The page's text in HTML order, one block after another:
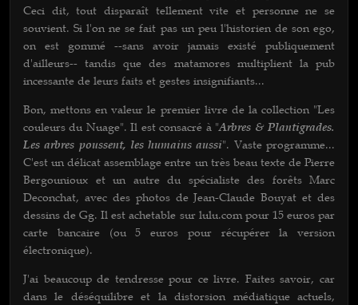
Ceci dit, tout disparaît tellement vite et personne ne se
souvient. Si l'on ne se fait pas un peu l'historien de son ego,
on est gommé --sans avoir jamais existé publiquement
d'ailleurs-- tandis que des matamores multiplient la pub
incessante de leurs faits et gestes insignifiants...
Bon, mettons en valeur le premier livre de la collection "Les
couleurs du Nuage". Il est consacré à "Arbres & Plantigrades.
Les arbres poussent, les humains aussi". Vaste programme...
C'est un délicat assemblage entre un très beau texte de Pierre
Bergounioux et un autre du spécialiste des forêts Marc
Deconchat, avec des photos de Jean-Claude Bouyat et des
dessins de Gg. Il est achetable sur lulu.com pour 15 euros par
carte bancaire (ou 5 euros pour récupérer la version
électronique).
J'ai beaucoup de tendresse pour ce livre. Faites savoir, car
dans le déséquilibre et la distorsion médiatique actuels,